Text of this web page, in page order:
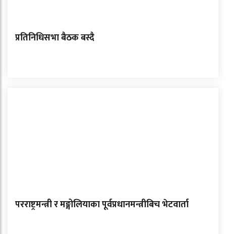
प्रतिनिधिसभा बैठक बस्दै
परराष्ट्रमन्त्री र मङ्गोलियाका पूर्वप्रधानमन्त्रीबिच भेटवार्ता